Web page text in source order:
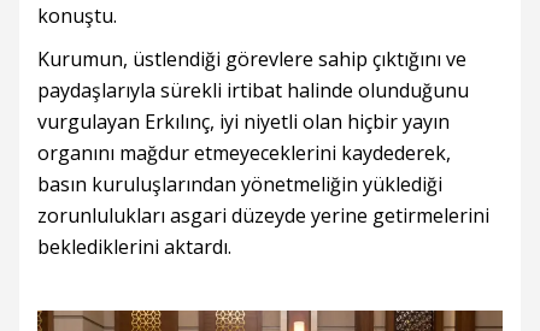
konuştu.
Kurumun, üstlendiği görevlere sahip çıktığını ve
paydaşlarıyla sürekli irtibat halinde olunduğunu
vurgulayan Erkılınç, iyi niyetli olan hiçbir yayın
organını mağdur etmeyeceklerini kaydederek,
basın kuruluşlarından yönetmeliğin yüklediği
zorunlulukları asgari düzeyde yerine getirmelerini
beklediklerini aktardı.